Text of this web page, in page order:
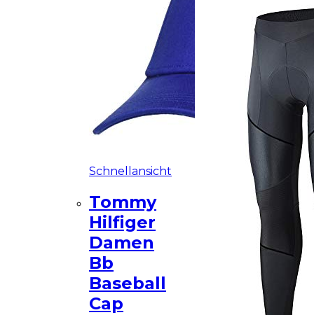
Schnellansicht
Tommy
Hilfiger
Damen
Bb
Baseball
Cap